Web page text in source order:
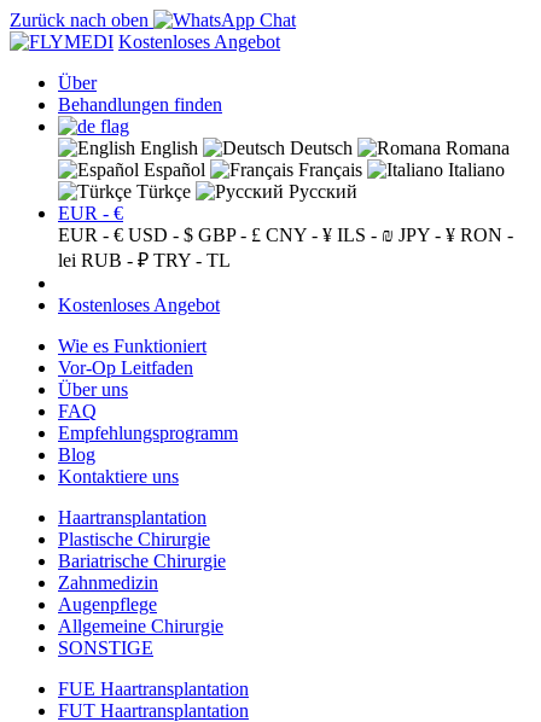
Zurück nach oben
Kostenloses Angebot
Über
Behandlungen finden
English Deutsch
Romana
Español
Français
Italiano
Türkçe
Русский
EUR - €
EUR - € USD - $ GBP - £ CNY - ¥ ILS - ₪ JPY - ¥ RON -
lei RUB - ₽ TRY - TL
Kostenloses Angebot
Wie es Funktioniert
Vor-Op Leitfaden
Über uns
FAQ
Empfehlungsprogramm
Blog
Kontaktiere uns
Haartransplantation
Plastische Chirurgie
Bariatrische Chirurgie
Zahnmedizin
Augenpflege
Allgemeine Chirurgie
SONSTIGE
FUE Haartransplantation
FUT Haartransplantation